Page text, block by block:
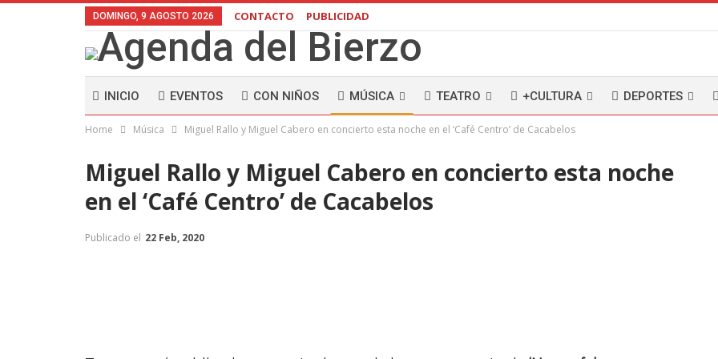
DOMINGO, 9 AGOSTO 2026 CONTACTO PUBLICIDAD
INICIO EVENTOS CON NIÑOS MÚSICA TEATRO +CULTURA DEPORTES
Home Música Miguel Rallo y Miguel Cabero en concierto esta noche en el ‘Café Centro’ de Cacabelos
Miguel Rallo y Miguel Cabero en concierto esta noche
en el ‘Café Centro’ de Cacabelos
Publicado el 22 Feb, 2020